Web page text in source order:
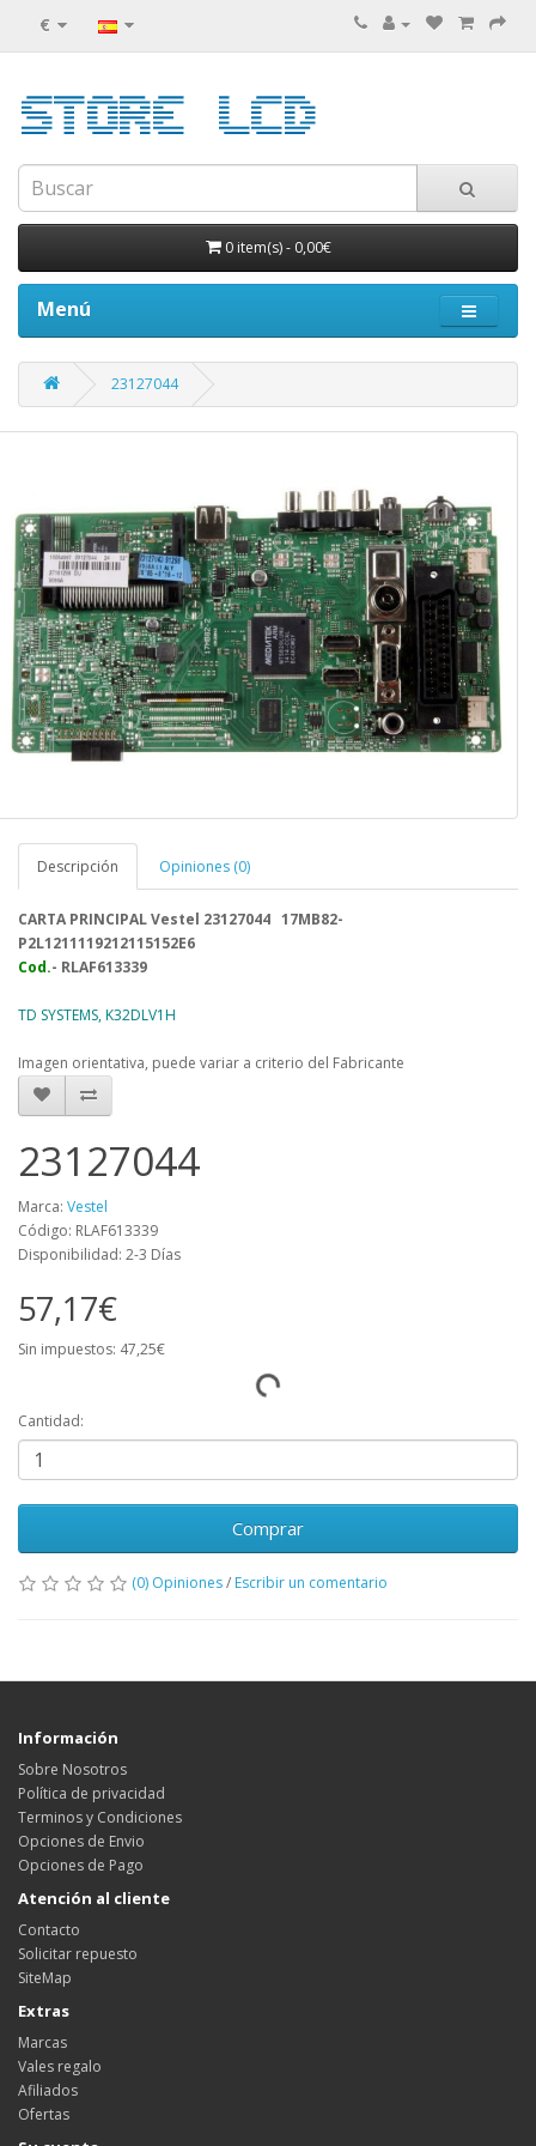
€
0 item(s)- 0,00€
Menú
23127044
Descripción Opiniones (0)
CARTA PRINCIPAL Vestel 23127044 17MB82-
P2L1211119212115152E6
Cod.- RLAF613339
TD SYSTEMS, K32DLV1H
Imagen orientativa, puede variar a criterio del Fabricante
23127044
Marca: Vestel
Código: RLAF613339
Disponibilidad: 2-3 Días
57,17€
Sin impuestos: 47,25€
Cantidad:
Comprar
(0) Opiniones/ Escribir un comentario
Información
Sobre Nosotros
Política de privacidad
Terminos y Condiciones
Opciones de Envio
Opciones de Pago
Atención al cliente
Contacto
Solicitar repuesto
SiteMap
Extras
Marcas
Vales regalo
Afiliados
Ofertas